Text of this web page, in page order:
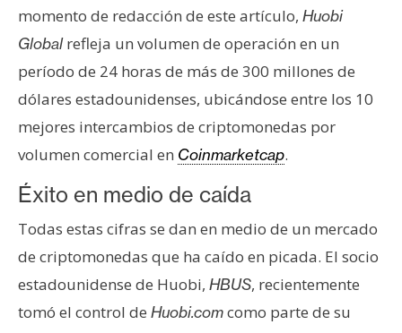
momento de redacción de este artículo, Huobi
Globalrefleja un volumen de operación en un
período de 24 horas de más de 300 millones de
dólares estadounidenses, ubicándose entre los 10
mejores intercambios de criptomonedas por
volumen comercial en Coinmarketcap.
Éxito en medio de caída
Todas estas cifras se dan en medio de un mercado
de criptomonedas que ha caído en picada. El socio
estadounidense de Huobi, HBUS, recientemente
tomó el control de Huobi.comcomo parte de su